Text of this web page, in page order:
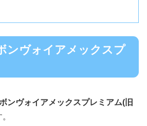
ンヴォイアメックスプ
ンヴォイアメックスプレミアム(旧